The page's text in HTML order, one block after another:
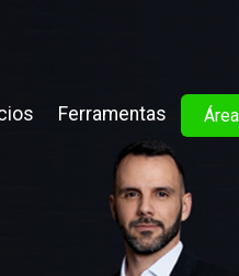
Ferramentas